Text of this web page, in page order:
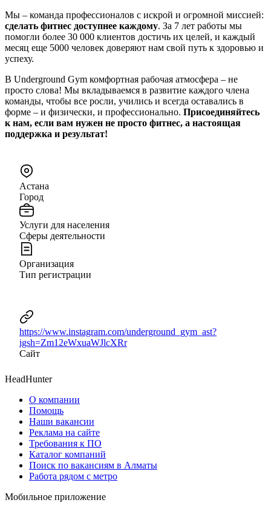
Мы – команда профессионалов с искрой и огромной миссией:
сделать фитнес доступнее каждому. За 7 лет работы мы
помогли более 30 000 клиентов достичь их целей, и каждый
месяц еще 5000 человек доверяют нам свой путь к здоровью и
успеху.
В Underground Gym комфортная рабочая атмосфера – не
просто слова! Мы вкладываемся в развитие каждого члена
команды, чтобы все росли, учились и всегда оставались в
форме – и физически, и профессионально. Присоединяйтесь
к нам, если вам нужен не просто фитнес, а настоящая
поддержка и результат!
Астана
Город
Услуги для населения
Сферы деятельности
Организация
Тип регистрации
https://www.instagram.com/underground_gym_ast?
igsh=Zm12eWxuaWJlcXRr
Сайт
HeadHunter
О компании
Помощь
Наши вакансии
Реклама на сайте
Требования к ПО
Каталог компаний
Поиск по вакансиям в Алматы
Работа рядом с метро
Мобильное приложение